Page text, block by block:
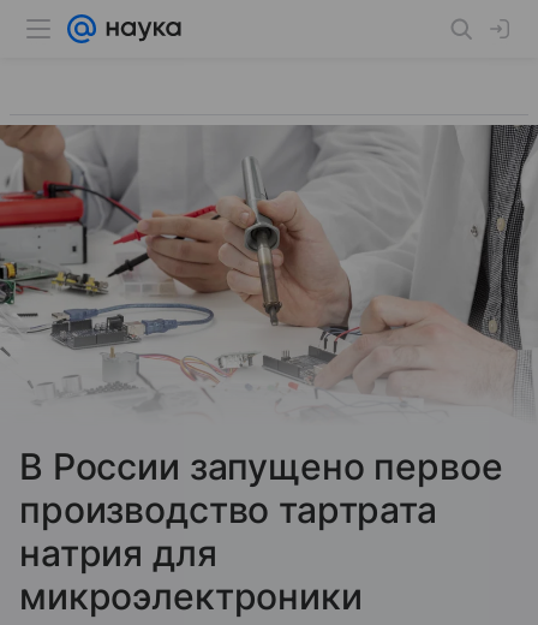
В России запущено первое
производство тартрата
натрия для
микроэлектроники